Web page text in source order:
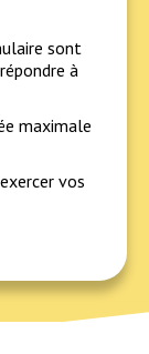
sont
à
maximale
vos